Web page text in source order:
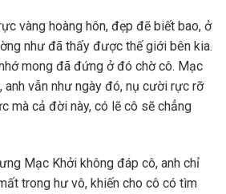
vàng hoàng hôn, đẹp đẽ biết bao, ở
như đã thấy được thế giới bên kia.
mong đã đứng ở đó chờ cô. Mạc
vẫn như ngày đó, nụ cười rực rỡ
mà cả đời này, có lẽ cô sẽ chẳng
Mạc Khởi không đáp cô, anh chỉ
trong hư vô, khiến cho cô có tìm